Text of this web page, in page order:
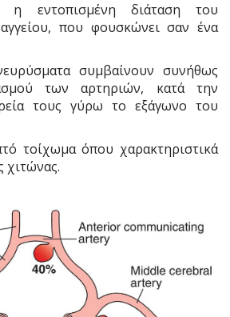
η εντοπισμένη διάταση του
που φουσκώνει σαν ένα
συμβαίνουν συνήθως
των αρτηριών, κατά την
τους γύρω το εξάγωνο του
τοίχωμα όπου χαρακτηριστικά
χιτώνας.